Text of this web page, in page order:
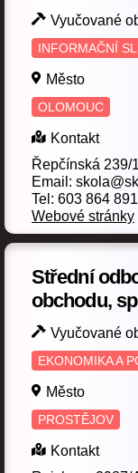
Modelářství a
Montér
Obalová technika
Obráběč kovů (9)
Opravář
Opravář
Pečovatelské
plastů a pryže
Polygrafie (1)
Potravinářské
Vyučované
INFORMAČNÍ
Město
OLOMOUC
Kontakt
Řepčínská 239/
Email:
Tel: 603 864 891
Webové stránky
Střední
obchodu,
Vyučované
EKONOMIKA A
Město
PROSTĚJOV
Kontakt